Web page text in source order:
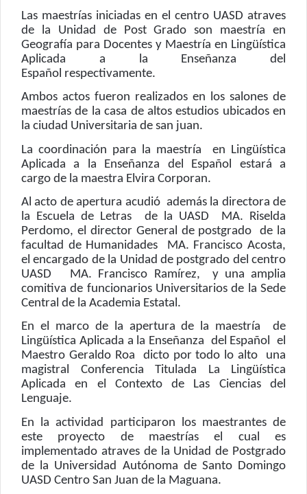
Las maestrías iniciadas en el centro UASD atraves
de la Unidad de Post Grado son maestría en
Geografía para Docentes y Maestría en Lingüística
Aplicada a la Enseñanza del
Español respectivamente.
Ambos actos fueron realizados en los salones de
maestrías de la casa de altos estudios ubicados en
la ciudad Universitaria de san juan.
La coordinación para la maestría
en Lingüística
Aplicada a la Enseñanza del Español estará a
cargo de la maestra Elvira Corporan.
Al acto de apertura acudió además la directora de
la Escuela de Letras
de la UASD
MA. Riselda
Perdomo, el director General de postgrado
de la
facultad de Humanidades
MA. Francisco Acosta,
el encargado de la Unidad de postgrado del centro
UASD
MA. Francisco Ramírez,
y una amplia
comitiva de funcionarios Universitarios de la Sede
Central de la Academia Estatal.
En el marco de la apertura de la maestría
de
Lingüística Aplicada a la Enseñanza del Español el
Maestro Geraldo Roa
dicto por todo lo alto
una
magistral Conferencia Titulada La Lingüística
Aplicada en el Contexto de Las Ciencias del
Lenguaje.
En la actividad participaron los maestrantes de
este proyecto de maestrías el cual es
implementado atraves de la Unidad de Postgrado
de la Universidad Autónoma de Santo Domingo
UASD Centro San Juan de la Maguana.